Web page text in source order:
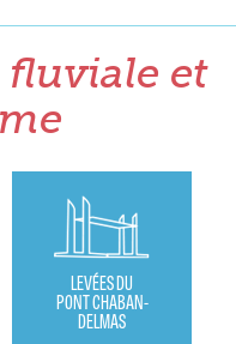
et
LEVÉES DU
PONT CHABAN-
DELMAS